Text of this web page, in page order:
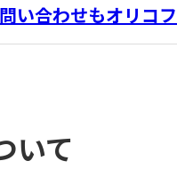
い合わせもオリコ
いて